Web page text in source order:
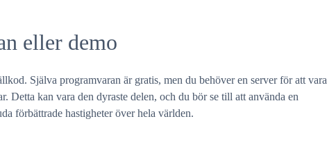
eller demo
Själva programvaran är gratis, men du behöver en server för att vara
Detta kan vara den dyraste delen, och du bör se till att använda en
förbättrade hastigheter över hela världen.